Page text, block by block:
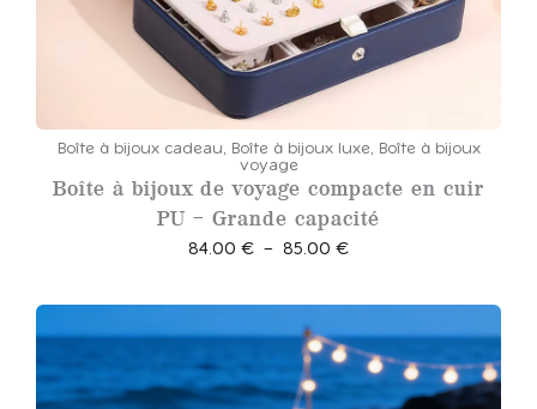
Boîte à bijoux cadeau, Boîte à bijoux luxe, Boîte à bijoux
voyage
Boîte à bijoux de voyage compacte en cuir
PU – Grande capacité
84.00 € – 85.00 €P
a
g
e
d